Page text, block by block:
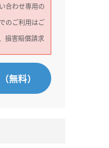
合わせ専用の
のご利用はご
損害賠償請求
無料）